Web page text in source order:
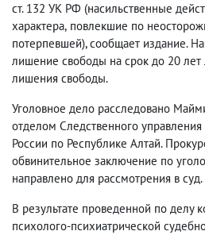
ст. 132 УК РФ (насильственные
характера, повлекшие по
потерпевшей), сообщает издание.
лишение свободы на срок до 20
лишения свободы.
Уголовное дело расследовано
отделом Следственного
России по Республике Алтай.
обвинительное заключение по
направлено для рассмотрения в суд.
В результате проведенной по делу
психолого-психиатрической